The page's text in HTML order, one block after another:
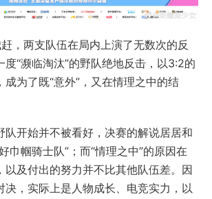
，两支队伍在局内上演了无数次的反
度“濒临淘汰”的野队绝地反击，以3:2的
成为了既“意外”，又在情理之中的结
队开始并不被看好，决赛的解说居居和
巾帼骑士队”；而“情理之中”的原因在
以及付出的努力并不比其他队伍差。因
决，实际上是人物成长、电竞实力，以